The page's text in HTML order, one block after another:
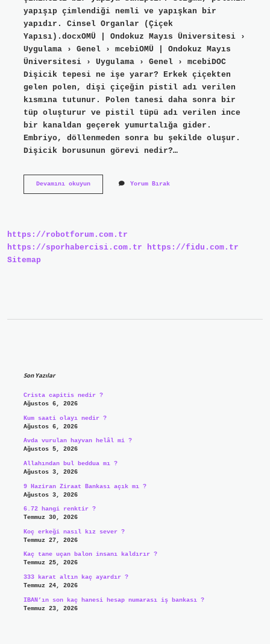
yapışıp çimlendiği nemli ve yapışkan bir
yapıdır. Cinsel Organlar (Çiçek
Yapısı).docxOMÜ | Ondokuz Mayıs Üniversitesi ›
Uygulama › Genel › mcebiOMÜ | Ondokuz Mayıs
Üniversitesi › Uygulama › Genel › mcebiDOC
Dişicik tepesi ne işe yarar? Erkek çiçekten
gelen polen, dişi çiçeğin pistil adı verilen
kısmına tutunur. Polen tanesi daha sonra bir
tüp oluşturur ve pistil tüpü adı verilen ince
bir kanaldan geçerek yumurtalığa gider.
Embriyo, döllenmeden sonra bu şekilde oluşur.
Dişicik borusunun görevi nedir?…
Devamını okuyunDişicik
Yorum Bırak
https://robotforum.com.tr
https://sporhabercisi.com.tr
https://fidu.com.tr
Sitemap
Son Yazılar
Crista capitis nedir ?
Ağustos 6, 2026
Kum saati olayı nedir ?
Ağustos 6, 2026
Avda vurulan hayvan helâl mi ?
Ağustos 5, 2026
Allahından bul beddua mı ?
Ağustos 3, 2026
9 Haziran Ziraat Bankası açık mı ?
Ağustos 3, 2026
6.72 hangi renktir ?
Temmuz 30, 2026
Koç erkeği nasıl kız sever ?
Temmuz 27, 2026
Kaç tane uçan balon insanı kaldırır ?
Temmuz 25, 2026
333 karat altın kaç ayardır ?
Temmuz 24, 2026
IBAN’ın son kaç hanesi hesap numarası iş bankası ?
Temmuz 23, 2026